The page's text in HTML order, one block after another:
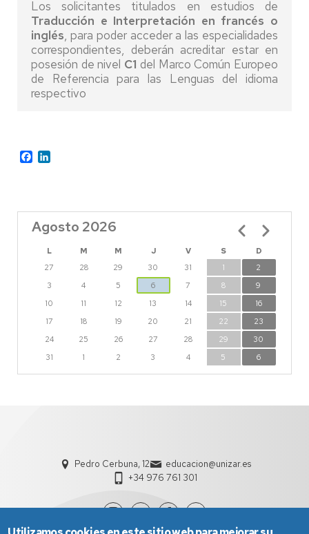
Los solicitantes titulados en estudios de
Traducción e Interpretación en francés o
inglés, para poder acceder a las especialidades
correspondientes, deberán acreditar estar en
posesión de nivel C1 del Marco Común Europeo
de Referencia para las Lenguas del idioma
respectivo
Facebook
Agosto 2026
L M M J V S
D
27
28 29 30 31 1
2
3
4 5 6 7 8
9
10
11 12 13 14 15
16
17
18 19 20 21 22
23
24
25 26 27 28 29
30
31
1 2 3 4 5 6
Paginación
Pedro Cerbuna, 12
educacion@unizar.es
+34 976 761 301